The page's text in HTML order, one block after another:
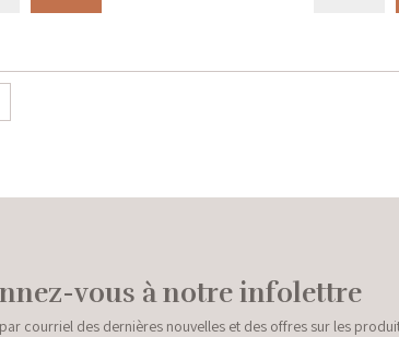
vous à notre infolettre
courriel des dernières nouvelles et des offres sur les